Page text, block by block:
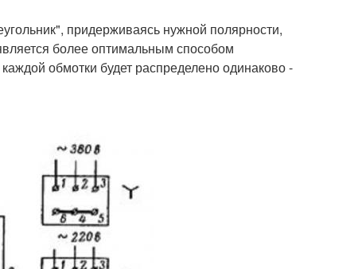
придерживаясь нужной полярности,
более оптимальным способом
обмотки будет распределено одинаково -